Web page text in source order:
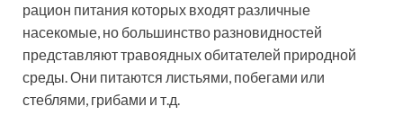
рацион питания которых входят различные
насекомые, но большинство разновидностей
представляют травоядных обитателей природной
среды. Они питаются листьями, побегами или
стеблями, грибами и т.д.